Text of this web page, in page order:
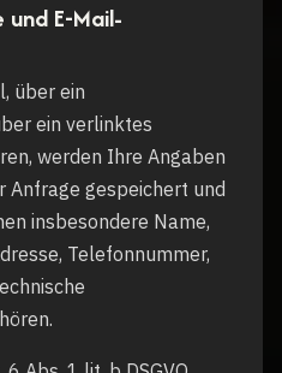
E-Mail-
über ein
ein verlinktes
werden Ihre Angaben
Anfrage gespeichert und
insbesondere Name,
Telefonnummer,